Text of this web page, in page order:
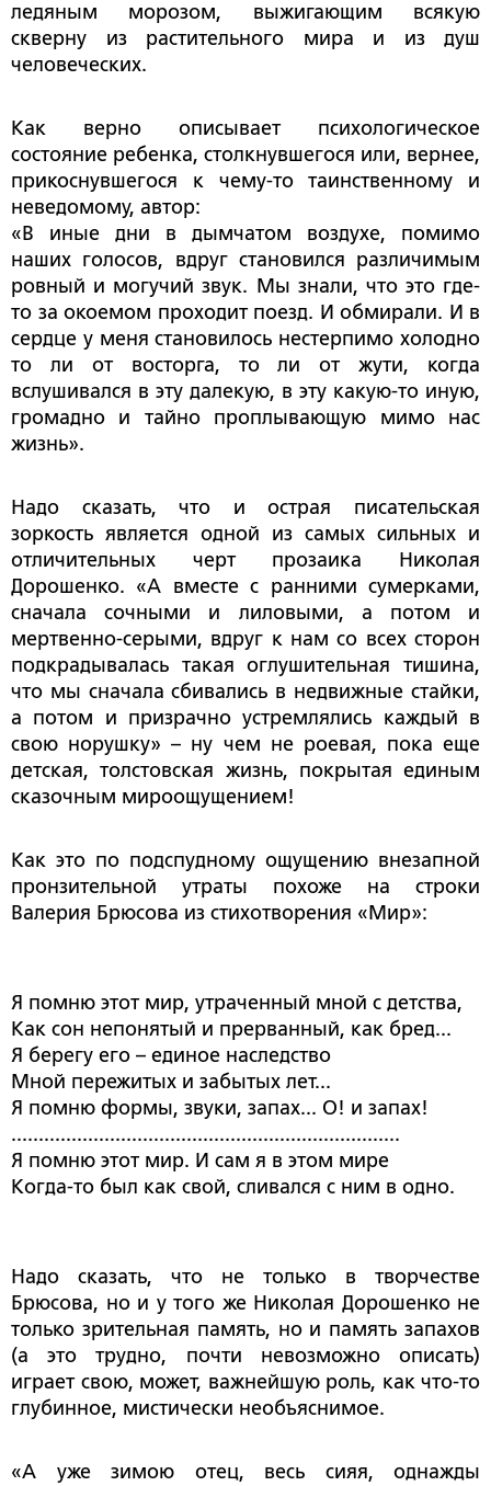
ледяным морозом, выжигающим всякую
скверну из растительного мира и из душ
человеческих.
Как верно описывает психологическое
состояние ребенка, столкнувшегося или, вернее,
прикоснувшегося к чему-то таинственному и
неведомому, автор:
«В иные дни в дымчатом воздухе, помимо
наших голосов, вдруг становился различимым
ровный и могучий звук. Мы знали, что это где-
то за окоемом проходит поезд. И обмирали. И в
сердце у меня становилось нестерпимо холодно
то ли от восторга, то ли от жути, когда
вслушивался в эту далекую, в эту какую-то иную,
громадно и тайно проплывающую мимо нас
жизнь».
Надо сказать, что и острая писательская
зоркость является одной из самых сильных и
отличительных черт прозаика Николая
Дорошенко. «А вместе с ранними сумерками,
сначала сочными и лиловыми, а потом и
мертвенно-серыми, вдруг к нам со всех сторон
подкрадывалась такая оглушительная тишина,
что мы сначала сбивались в недвижные стайки,
а потом и призрачно устремлялись каждый в
свою норушку» – ну чем не роевая, пока еще
детская, толстовская жизнь, покрытая единым
сказочным мироощущением!
Как это по подспудному ощущению внезапной
пронзительной утраты похоже на строки
Валерия Брюсова из стихотворения «Мир»:
Я помню этот мир, утраченный мной с детства,
Как сон непонятый и прерванный, как бред...
Я берегу его – единое наследство
Мной пережитых и забытых лет...
Я помню формы, звуки, запах... О! и запах!
.......................................................................
Я помню этот мир. И сам я в этом мире
Когда-то был как свой, сливался с ним в одно.
Надо сказать, что не только в творчестве
Брюсова, но и у того же Николая Дорошенко не
только зрительная память, но и память запахов
(а это трудно, почти невозможно описать)
играет свою, может, важнейшую роль, как что-то
глубинное, мистически необъяснимое.
«А уже зимою отец, весь сияя, однажды